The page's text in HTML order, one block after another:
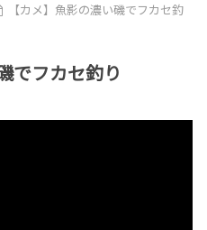
【カメ】魚影の濃い磯でフカセ釣
でフカセ釣り